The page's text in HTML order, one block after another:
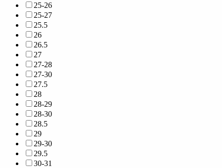
25-26
25-27
25.5
26
26.5
27
27-28
27-30
27.5
28
28-29
28-30
28.5
29
29-30
29.5
30-31